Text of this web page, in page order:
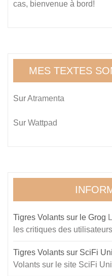
cas, bienvenue à bord!
MES TEXTES
SurAtramenta
Sur Wattpad
Tigres Volants sur le Grog
les critiques des utilisateurs
Tigres Volants sur SciFi
Volants sur le site SciFi